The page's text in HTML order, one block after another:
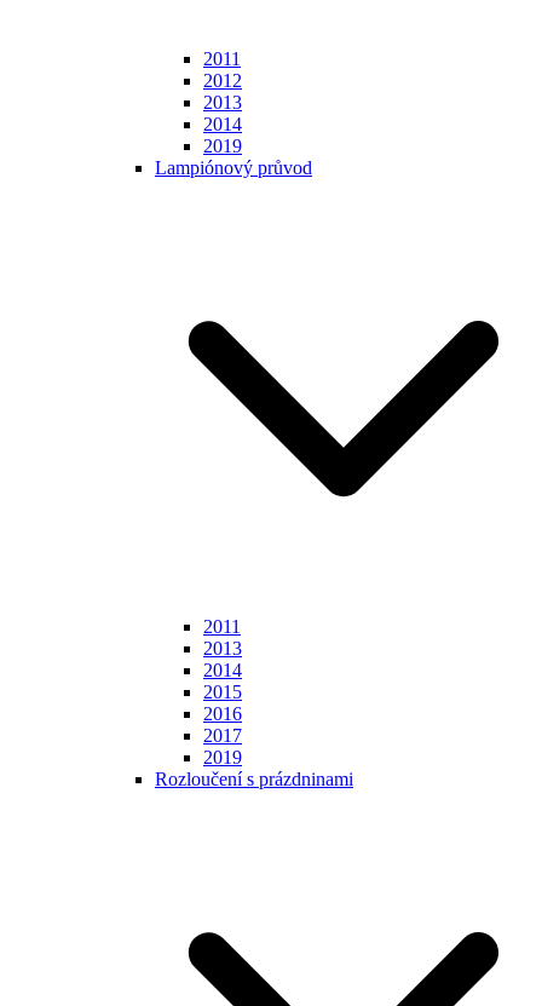
2011
2012
2013
2014
2019
Lampiónový průvod
2011
2013
2014
2015
2016
2017
2019
Rozloučení s prázdninami